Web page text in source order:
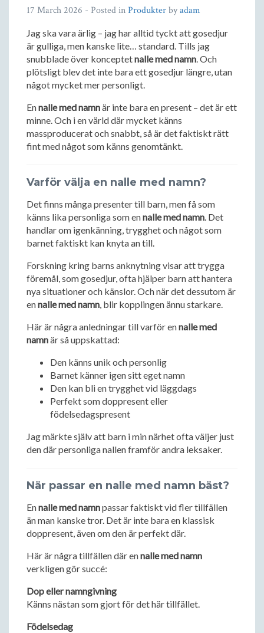
17 March 2026 - Posted inProdukterbyadam
Jag ska vara ärlig – jag har alltid tyckt att gosedjur
är gulliga, men kanske lite… standard. Tills jag
snubblade över konceptetnalle med namn. Och
plötsligt blev det inte bara ett gosedjur längre, utan
något mycket mer personligt.
Ennalle med namnär inte bara en present – det är ett
minne. Och i en värld där mycket känns
massproducerat och snabbt, så är det faktiskt rätt
fint med något som känns genomtänkt.
Varför välja en nalle med namn?
Det finns många presenter till barn, men få som
känns lika personliga som ennalle med namn. Det
handlar om igenkänning, trygghet och något som
barnet faktiskt kan knyta an till.
Forskning kring barns anknytning visar att trygga
föremål, som gosedjur, ofta hjälper barn att hantera
nya situationer och känslor. Och när det dessutom är
ennalle med namn, blir kopplingen ännu starkare.
Här är några anledningar till varför ennalle med
namnär så uppskattad:
Den känns unik och personlig
Barnet känner igen sitt eget namn
Den kan bli en trygghet vid läggdags
Perfekt som doppresent eller
födelsedagspresent
Jag märkte själv att barn i min närhet ofta väljer just
den där personliga nallen framför andra leksaker.
När passar en nalle med namn bäst?
Ennalle med namnpassar faktiskt vid fler tillfällen
än man kanske tror. Det är inte bara en klassisk
doppresent, även om den är perfekt där.
Här är några tillfällen där ennalle med namn
verkligen gör succé:
Dop eller namngivning
Känns nästan som gjort för det här tillfället.
Födelsedag